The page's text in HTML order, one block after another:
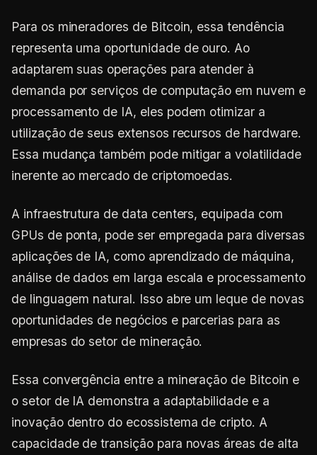
Para os mineradores de Bitcoin, essa tendência
representa uma oportunidade de ouro. Ao
adaptarem suas operações para atender à
demanda por serviços de computação em nuvem e
processamento de IA, eles podem otimizar a
utilização de seus extensos recursos de hardware.
Essa mudança também pode mitigar a volatilidade
inerente ao mercado de criptomoedas.
A infraestrutura de data centers, equipada com
GPUs de ponta, pode ser empregada para diversas
aplicações de IA, como aprendizado de máquina,
análise de dados em larga escala e processamento
de linguagem natural. Isso abre um leque de novas
oportunidades de negócios e parcerias para as
empresas do setor de mineração.
Essa convergência entre a mineração de Bitcoin e
o setor de IA demonstra a adaptabilidade e a
inovação dentro do ecossistema de cripto. A
capacidade de transição para novas áreas de alta